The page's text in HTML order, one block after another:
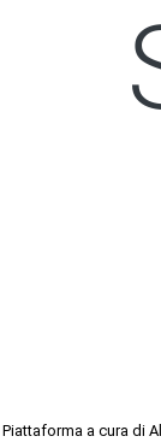
Piattaforma a cura di